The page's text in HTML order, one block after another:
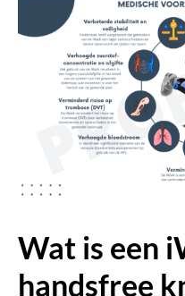
Wat is een
handsfree